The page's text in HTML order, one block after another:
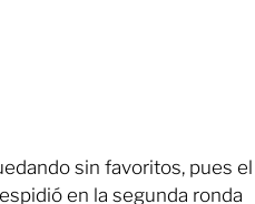
sin favoritos, pues el
en la segunda ronda